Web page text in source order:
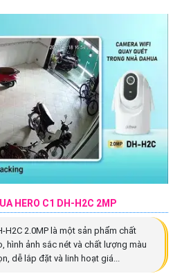
HERO C1 DH-H2C 2MP
H2C 2.0MP là một sản phẩm chất
hình ảnh sắc nét và chất lượng màu
dễ lắp đặt và linh hoạt giá...